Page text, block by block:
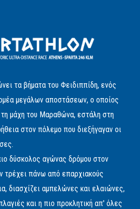
τα βήματα του Φειδιππίδη, ενός
μεγάλων αποστάσεων, ο οποίος
μάχη του Μαραθώνα, εστάλη στη
στον πόλεμο που διεξήγαγαν οι
δύσκολος αγώνας δρόμου στον
τρέχει πάνω από επαρχιακούς
διασχίζει αμπελώνες και ελαιώνες,
και η πιο προκλητική απ' όλες